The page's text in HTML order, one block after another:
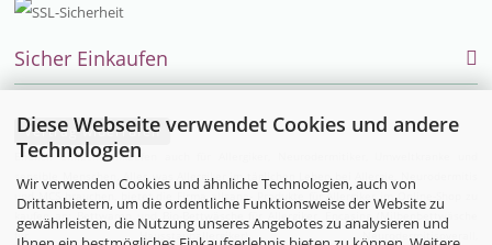
Diese Webseite verwendet Cookies und andere
Technologien
Wir verwenden Cookies und ähnliche Technologien, auch von
Drittanbietern, um die ordentliche Funktionsweise der Website zu
gewährleisten, die Nutzung unseres Angebotes zu analysieren und
Sicher Einkaufen
Vertrag widerrufen
Endlich einfach einkaufen auch für Allergiker, Neurodermitiker, Umweltkranke und
sensible Menschen. Alles was Allergiker im täglichen Leben bei Allergie, Neurodermitis
und MCS brauchen, bietet die Firma allsana- Produkte für Allergiker im Online-Shop zu
kaufen an: Bettwaren und für Allergiker,
Encasing (Milbenbettwäsche
für Hausstauballergiker), Neurodermitisoverall